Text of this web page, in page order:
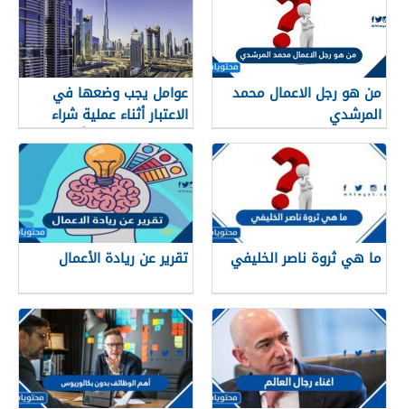
من هو رجل الاعمال محمد
المرشدي
عوامل يجب وضعها في
الاعتبار أثناء عملية شراء
عقار تحت الإنشاء أو عقار
جاهز
ما هي ثروة ناصر الخليفي تقرير عن ريادة الأعمال